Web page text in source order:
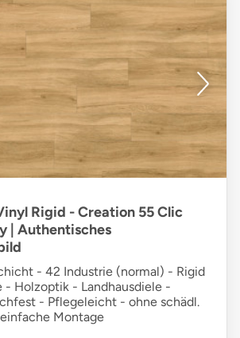
Rigid - Creation 55 Clic
| Authentisches
- 42 Industrie (normal) - Rigid
- Holzoptik - Landhausdiele -
- Pflegeleicht - ohne schädl.
Montage